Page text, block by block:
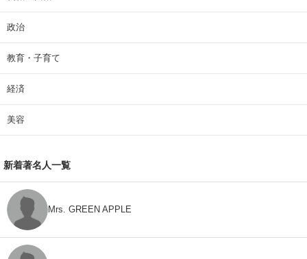
政治
教育・子育て
経済
美容
新着著名人一覧
Mrs. GREEN APPLE